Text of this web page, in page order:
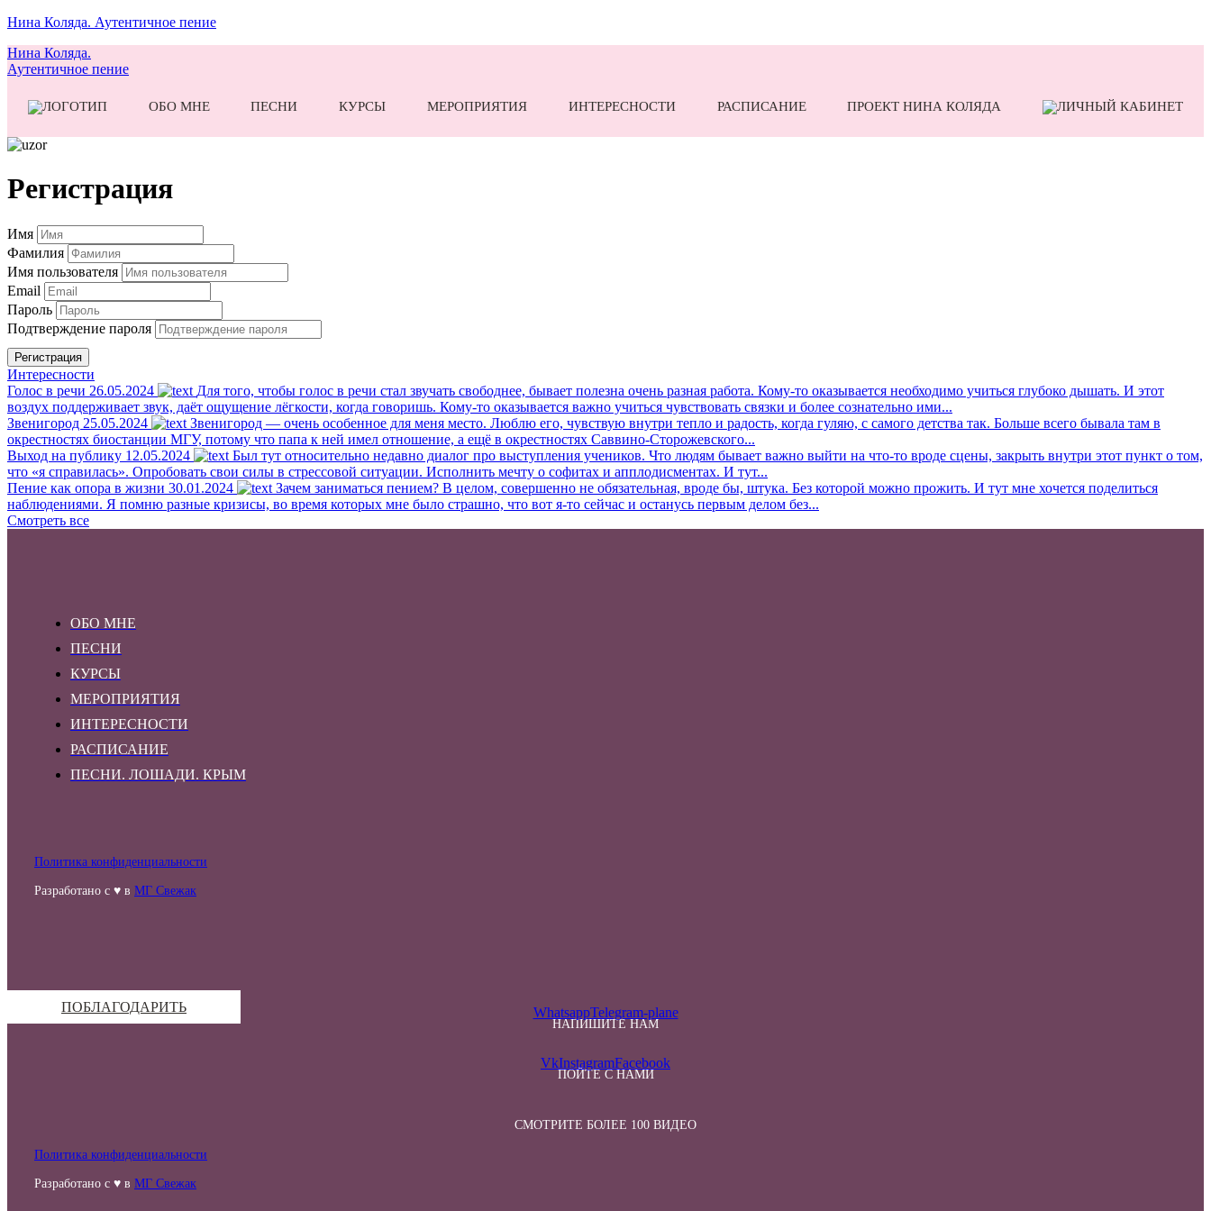
Нина Коляда. Аутентичное пение
Нина Коляда.
Аутентичное пение
ОБО МНЕ ПЕСНИ КУРСЫ МЕРОПРИЯТИЯ ИНТЕРЕСНОСТИ РАСПИСАНИЕ ПРОЕКТ НИНА КОЛЯДА
Регистрация
Имя
Фамилия
Имя пользователя
Email
Пароль
Подтверждение пароля
Регистрация
Интересности
Голос в речи 26.05.2024
Для того, чтобы голос в речи стал звучать свободнее, бывает полезна очень разная работа. Кому-то оказывается необходимо учиться глубоко дышать. И этот
воздух поддерживает звук, даёт ощущение лёгкости, когда говоришь. Кому-то оказывается важно учиться чувствовать связки и более сознательно ими...
Звенигород 25.05.2024
Звенигород — очень особенное для меня место. Люблю его, чувствую внутри тепло и радость, когда гуляю, с самого детства так. Больше всего бывала там в
окрестностях биостанции МГУ, потому что папа к ней имел отношение, а ещё в окрестностях Саввино-Сторожевского...
Выход на публику 12.05.2024
Был тут относительно недавно диалог про выступления учеников. Что людям бывает важно выйти на что-то вроде сцены, закрыть внутри этот пункт о том,
что «я справилась». Опробовать свои силы в стрессовой ситуации. Исполнить мечту о софитах и апплодисментах. И тут...
Пение как опора в жизни 30.01.2024
Зачем заниматься пением? В целом, совершенно не обязательная, вроде бы, штука. Без которой можно прожить. И тут мне хочется поделиться
наблюдениями. Я помню разные кризисы, во время которых мне было страшно, что вот я-то сейчас и останусь первым делом без...
Смотреть все
ОБО МНЕ
ПЕСНИ
КУРСЫ
МЕРОПРИЯТИЯ
ИНТЕРЕСНОСТИ
РАСПИСАНИЕ
ПЕСНИ. ЛОШАДИ. КРЫМ
Политика конфиденциальности
Разработано с ♥ в МГ Свежак
ПОБЛАГОДАРИТЬ
НАПИШИТЕ НАМ
WhatsappTelegram-plane
ПОЙТЕ С НАМИ
VkInstagramFacebook
СМОТРИТЕ БОЛЕЕ 100 ВИДЕО
Политика конфиденциальности
Разработано с ♥ в МГ Свежак